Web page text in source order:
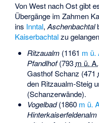
Von West nach Ost gibt
Übergänge im Zahmen
ins Inntal,Aschenbachtal
Kaiserbachtalzu
Ritzaualm (1161 m ü.
Pfandlhof(793 m ü. A.
Gasthof Schanz (471
den Ritzaualm-Steig
(Schanzerwände).
Vogelbad(1860 m ü.
Hinterkaiserfeldenalm